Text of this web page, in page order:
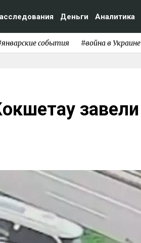
Деньги Аналитика
события #война в Украине
завели